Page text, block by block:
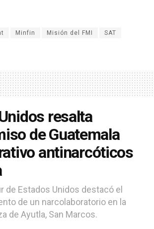
Minfin Misión del FMI SAT
resalta
de Guatemala
antinarcóticos
de Estados Unidos destacó el
de un narcolaboratorio en la
de Ayutla, San Marcos.